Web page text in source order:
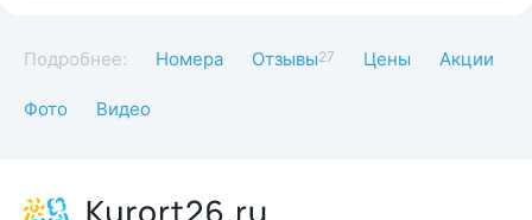
Подробнее: Номера Отзывы27 Цены Акции
Фото Видео